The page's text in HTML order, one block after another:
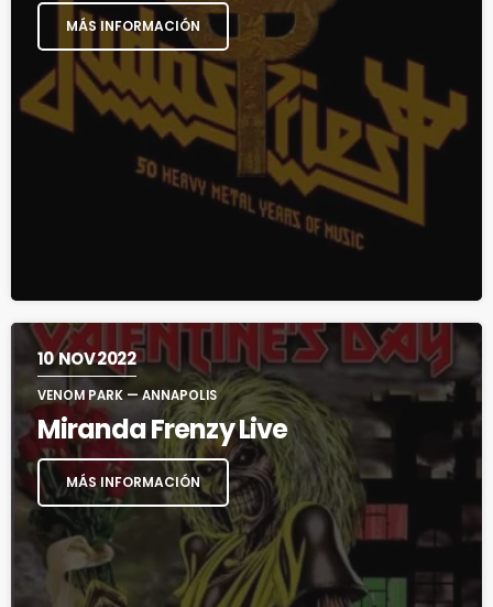
MÁS INFORMACIÓN
10NOV 2022
VENOM PARK — ANNAPOLIS
Miranda Frenzy Live
MÁS INFORMACIÓN